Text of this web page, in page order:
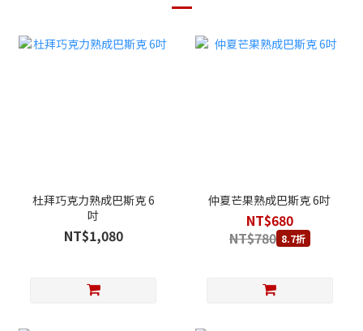
杜拜巧克力熟成巴斯克 6
吋
NT$1,080
仲夏芒果熟成巴斯克 6吋
NT$680
NT$780 8.7折